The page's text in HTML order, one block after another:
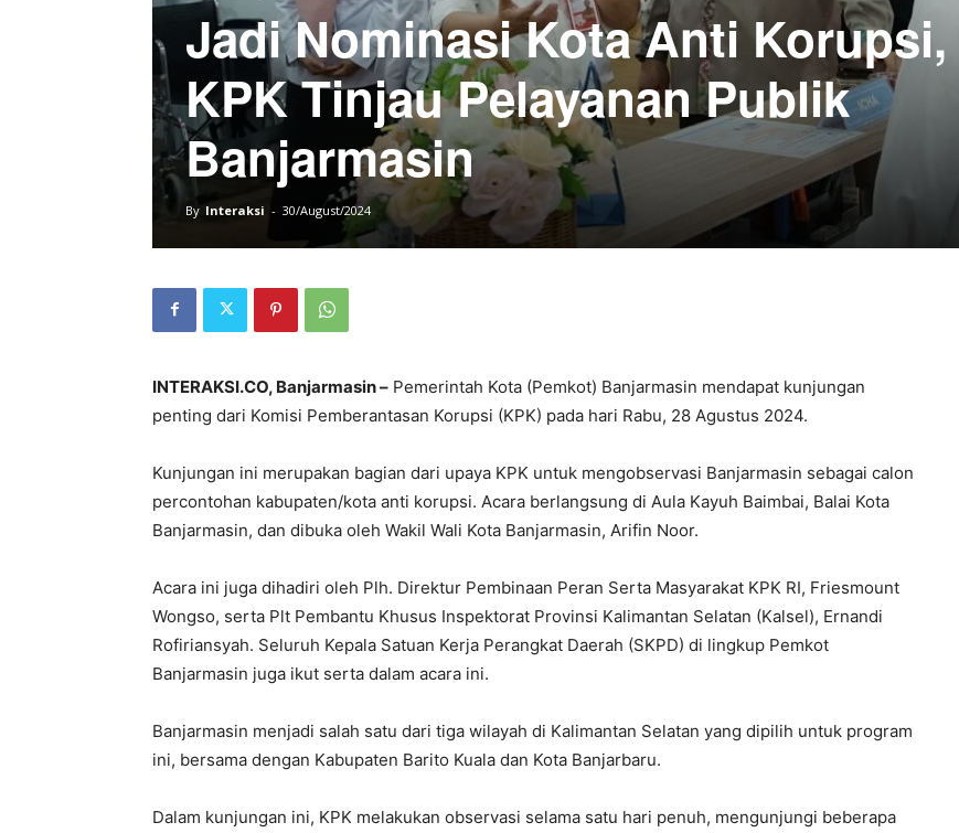
Jadi Nominasi Kota Anti Korupsi,
KPK Tinjau Pelayanan Publik
Banjarmasin
By Interaksi - 30/August/2024
INTERAKSI.CO, Banjarmasin – Pemerintah Kota (Pemkot) Banjarmasin mendapat kunjungan
penting dari Komisi Pemberantasan Korupsi (KPK) pada hari Rabu, 28 Agustus 2024.
Kunjungan ini merupakan bagian dari upaya KPK untuk mengobservasi Banjarmasin sebagai calon
percontohan kabupaten/kota anti korupsi. Acara berlangsung di Aula Kayuh Baimbai, Balai Kota
Banjarmasin, dan dibuka oleh Wakil Wali Kota Banjarmasin, Arifin Noor.
Acara ini juga dihadiri oleh Plh. Direktur Pembinaan Peran Serta Masyarakat KPK RI, Friesmount
Wongso, serta Plt Pembantu Khusus Inspektorat Provinsi Kalimantan Selatan (Kalsel), Ernandi
Rofiriansyah. Seluruh Kepala Satuan Kerja Perangkat Daerah (SKPD) di lingkup Pemkot
Banjarmasin juga ikut serta dalam acara ini.
Banjarmasin menjadi salah satu dari tiga wilayah di Kalimantan Selatan yang dipilih untuk program
ini, bersama dengan Kabupaten Barito Kuala dan Kota Banjarbaru.
Dalam kunjungan ini, KPK melakukan observasi selama satu hari penuh, mengunjungi beberapa